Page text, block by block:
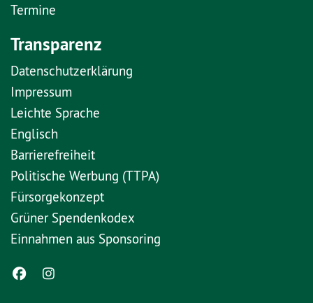
Termine
Transparenz
Datenschutzerklärung
Impressum
Leichte Sprache
Englisch
Barrierefreiheit
Politische Werbung (TTPA)
Fürsorgekonzept
Grüner Spendenkodex
Einnahmen aus Sponsoring